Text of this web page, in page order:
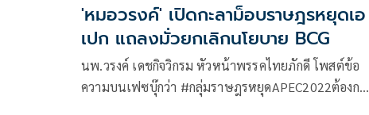
'หมอวรงค์' เปิดกะลาม็อบราษฎรหยุดเอ
เปก แถลงมั่วยกเลิกนโยบาย BCG
นพ.วรงค์ เดชกิจวิกรม หัวหน้าพรรคไทยภักดี โพสต์ข้อ
ความบนเฟซบุ๊กว่า #กลุ่มราษฎรหยุดAPEC2022ต้องกลับ